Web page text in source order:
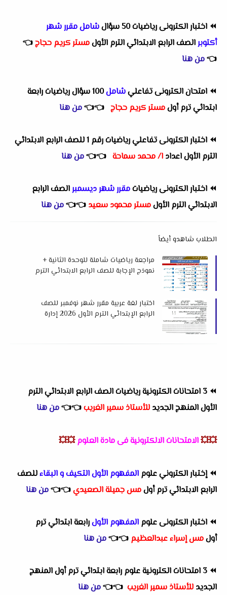
⏪ اختبار الكترونى رياضيات 50 سؤال
شامل مقرر شهر
أكتوبرالصف الرابع الابتدائي الترم الأولمستر كريم حجاج👈
👈من هنا
⏪ امتحان الكترونى تفاعليشامل
100 سؤال رياضيات رابعة
ابتدائي ترم أولمستر كريم حجاج 👈
👈من هنا
⏪
اختبار الكترونى تفاعلي رياضيات رقم 1 للصف الرابع الابتدائي
الترم الأول اعداد ا/ محمد سماحة 👈
👈من هنا
⏪ اختبار الكترونى رياضياتمقرر شهر ديسمبرالصف الرابع
الابتدائي الترم الأولمستر محمود سعيد 👈
👈من هنا
الطلاب شاهدو أيضاً
مراجعة رياضيات شاملة للوحدة الثانية +
نموذج الإجابة للصف الرابع الابتدائي الترم
اختبار لغة عربية مقرر شهر نوفمبر للصف
الرابع الإبتدائي الترم الأول 2026 إدارة
⏪
3 امتحانات الكترونية رياضيات الصف الرابع الابتدائي الترم
الأول المنهج الجديد للأستاذ سمير الغريب👈
👈من هنا
💥💥الامتحانات الالكترونية فى مادة العلوم 💥💥
⏪إختبار الكتروني علوم المفهوم الأول التكيف و البقاءللصف
الرابع الابتدائي ترم أولمس جميلة الصعيدي👈
👈من هنا
⏪ اختبار الكترونى علوم المفهوم الأولرابعة ابتدائي ترم
أولمس إسراء عبدالعظيم 👈
👈من هنا
⏪ 3 امتحانات الكترونية علوم رابعة ابتدائي ترم أولالمنهج
الجديد للأستاذ سمير الغريب 👈
👈من هنا